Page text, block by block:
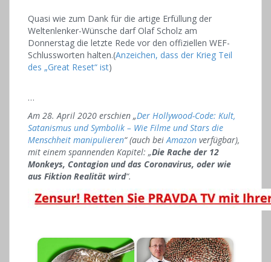
Quasi wie zum Dank für die artige Erfüllung der
Weltenlenker-Wünsche darf Olaf Scholz am
Donnerstag die letzte Rede vor den offiziellen WEF-
Schlussworten halten.(Anzeichen, dass der Krieg Teil
des „Great Reset“ ist)
…
Am 28. April 2020 erschien „Der Hollywood-Code: Kult,
Satanismus und Symbolik – Wie Filme und Stars die
Menschheit manipulieren“ (auch beiAmazon verfügbar),
mit einem spannenden Kapitel: „Die Rache der 12
Monkeys, Contagion und das Coronavirus, oder wie
aus Fiktion Realität wird“.